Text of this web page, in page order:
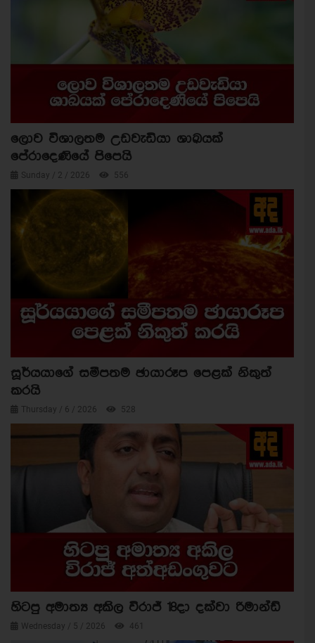
ලොව විශාලතම උඩවැඩියා ශාඛයක්
පේරාදෙණියේ පිපෙයි
Sunday / 2 / 2026 556
සූර්යයාගේ සමීපතම ඡායාරූප පෙළක් නිකුත්
කරයි
Thursday / 6 / 2026 528
හිටපු අමාත්‍ය අකිල විරාජ් 18දා දක්වා රිමාන්ඩ්
Wednesday / 5 / 2026 461